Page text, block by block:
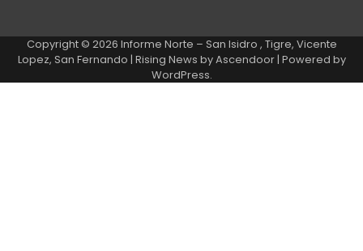
Copyright © 2026 Informe Norte – San Isidro , Tigre, Vicente
Lopez, San Fernando | Rising News byAscendoor| Powered by
WordPress.